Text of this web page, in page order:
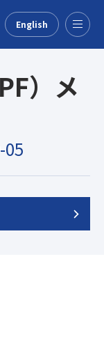
English
）メ